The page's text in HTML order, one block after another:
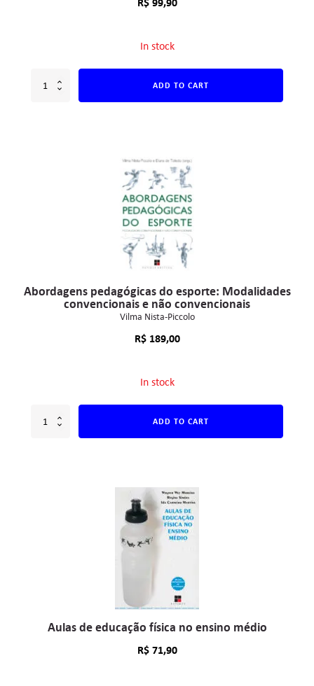
In stock
ADD TO CART
Abordagens pedagógicas do esporte: Modalidades
convencionais e não convencionais
Vilma Nista-Piccolo
R$189,00
In stock
ADD TO CART
Aulas de educação física no ensino médio
R$71,90